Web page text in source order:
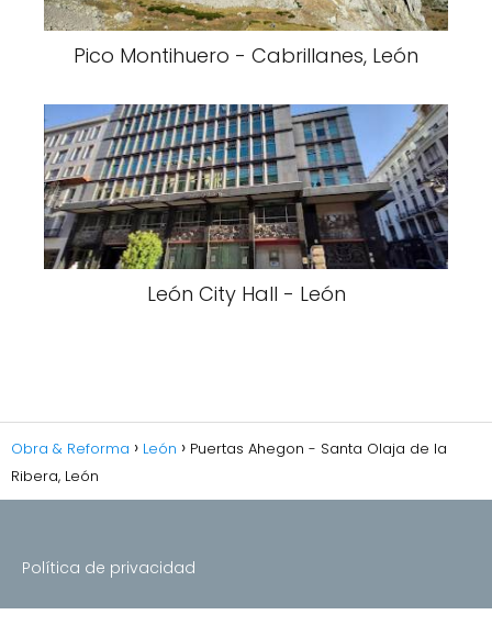
Pico Montihuero - Cabrillanes, León
León City Hall - León
Obra & Reforma León
Puertas Ahegon - Santa Olaja de la
Ribera, León
Política de privacidad